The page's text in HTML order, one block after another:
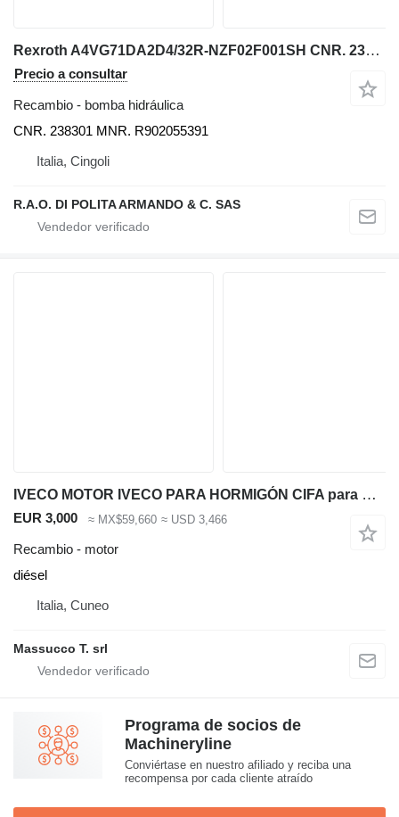
Rexroth A4VG71DA2D4/32R-NZF02F001SH CNR. 238301 bomba hidráulica para CIFA camión hormigonera
Precio a consultar
Recambio - bomba hidráulica
CNR. 238301 MNR. R902055391
Italia, Cingoli
R.A.O. DI POLITA ARMANDO & C. SAS
IVECO MOTOR IVECO PARA HORMIGÓN CIFA para CIFA camión hormigonera
EUR 3,000 ≈ MX$59,660 ≈ USD 3,466
Recambio - motor
diésel
Italia, Cuneo
Massucco T. srl
Programa de socios de
Machineryline
Conviértase en nuestro afiliado y reciba una
recompensa por cada cliente atraído